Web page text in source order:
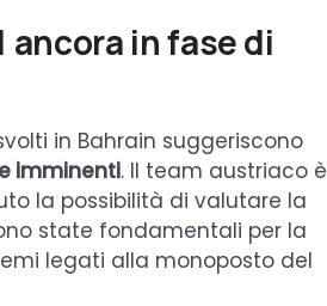
in fase di
in Bahrain suggeriscono
imminenti. Il team austriaco è
la possibilità di valutare la
state fondamentali per la
legati alla monoposto del